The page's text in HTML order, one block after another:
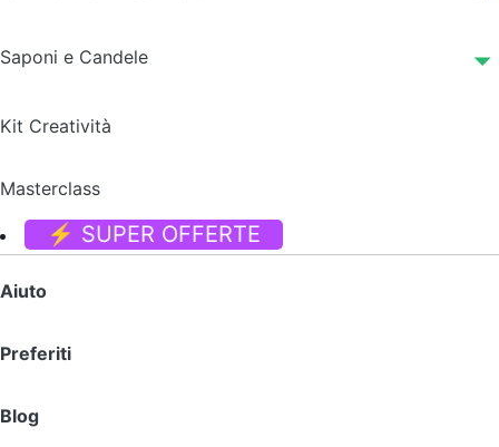
Saponi e Candele
Kit Creatività
Masterclass
⚡ SUPER OFFERTE
Aiuto
Preferiti
Blog